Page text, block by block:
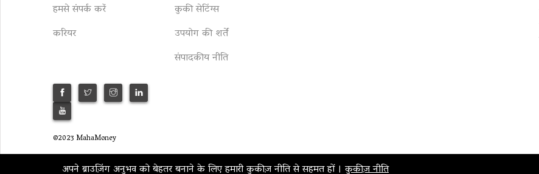
हमसे संपर्क करें
करियर
कुकी सेटिंग्स
उपयोग की शर्तें
संपादकीय नीति
©2023 MahaMoney
अपने ब्राउज़िंग अनुभव को बेहतर बनाने के लिए हमारी कुकीज़ नीति से सहमत हों । कुकीज़ नीति